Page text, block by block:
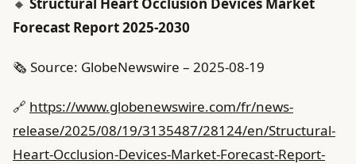
Forecast Report 2025-2030
🗞️ Source: GlobeNewswire – 2025-08-19
🔗 https://www.globenewswire.com/fr/news-
release/2025/08/19/3135487/28124/en/Structural-
Heart-Occlusion-Devices-Market-Forecast-Report-